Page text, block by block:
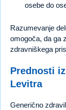
osebe do
Razumevanje
omogoča, da ga
zdravniškega
Prednosti
Levitra
Generično